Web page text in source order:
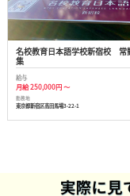
名校教育日本語学校新宿校 常
集
給与
月給 250,000円 ～
勤務地
東京都新宿区高田馬場3-22-1